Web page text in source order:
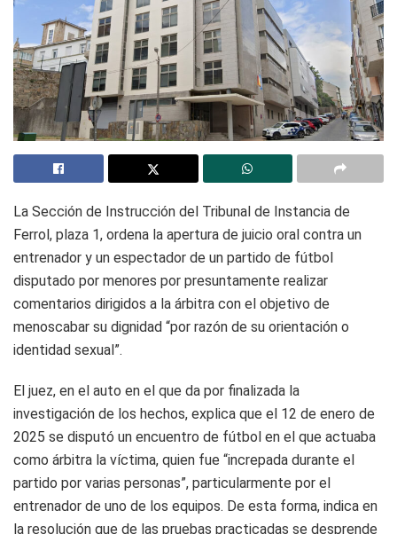
La Sección de Instrucción del Tribunal de Instancia de
Ferrol, plaza 1, ordena la apertura de juicio oral contra un
entrenador y un espectador de un partido de fútbol
disputado por menores por presuntamente realizar
comentarios dirigidos a la árbitra con el objetivo de
menoscabar su dignidad “por razón de su orientación o
identidad sexual”.
El juez, en el auto en el que da por finalizada la
investigación de los hechos, explica que el 12 de enero de
2025 se disputó un encuentro de fútbol en el que actuaba
como árbitra la víctima, quien fue “increpada durante el
partido por varias personas”, particularmente por el
entrenador de uno de los equipos. De esta forma, indica en
la resolución que de las pruebas practicadas se desprende